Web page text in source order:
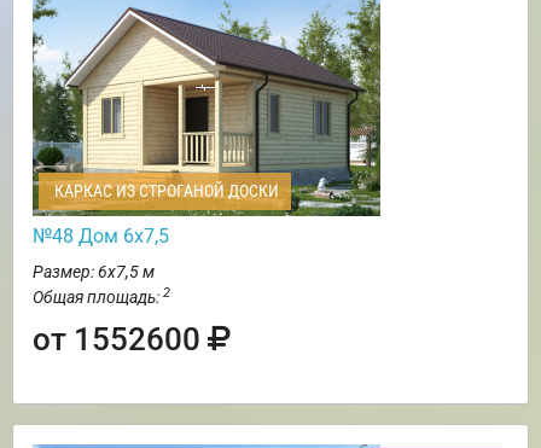
КАРКАС ИЗ СТРОГАНОЙ ДОСКИ
№48 Дом 6х7,5
Размер: 6х7,5 м
Общая площадь: 2
от 1552600